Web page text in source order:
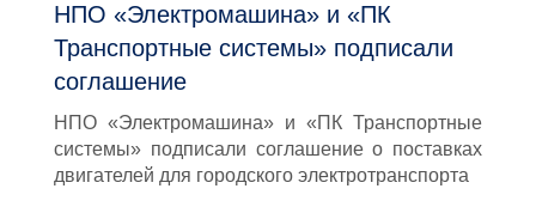
НПО «Электромашина» и «ПК
Транспортные системы» подписали
соглашение
НПО «Электромашина» и «ПК Транспортные
системы» подписали соглашение о поставках
двигателей для городского электротранспорта